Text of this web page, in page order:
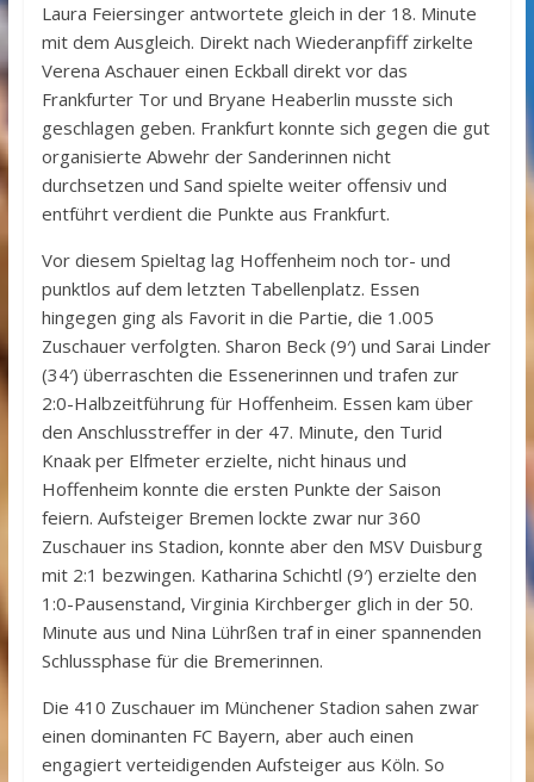
Laura Feiersinger antwortete gleich in der 18. Minute
mit dem Ausgleich. Direkt nach Wiederanpfiff zirkelte
Verena Aschauer einen Eckball direkt vor das
Frankfurter Tor und Bryane Heaberlin musste sich
geschlagen geben. Frankfurt konnte sich gegen die gut
organisierte Abwehr der Sanderinnen nicht
durchsetzen und Sand spielte weiter offensiv und
entführt verdient die Punkte aus Frankfurt.
Vor diesem Spieltag lag Hoffenheim noch tor- und
punktlos auf dem letzten Tabellenplatz. Essen
hingegen ging als Favorit in die Partie, die 1.005
Zuschauer verfolgten. Sharon Beck (9′) und Sarai Linder
(34′) überraschten die Essenerinnen und trafen zur
2:0-Halbzeitführung für Hoffenheim. Essen kam über
den Anschlusstreffer in der 47. Minute, den Turid
Knaak per Elfmeter erzielte, nicht hinaus und
Hoffenheim konnte die ersten Punkte der Saison
feiern. Aufsteiger Bremen lockte zwar nur 360
Zuschauer ins Stadion, konnte aber den MSV Duisburg
mit 2:1 bezwingen. Katharina Schichtl (9′) erzielte den
1:0-Pausenstand, Virginia Kirchberger glich in der 50.
Minute aus und Nina Lührßen traf in einer spannenden
Schlussphase für die Bremerinnen.
Die 410 Zuschauer im Münchener Stadion sahen zwar
einen dominanten FC Bayern, aber auch einen
engagiert verteidigenden Aufsteiger aus Köln. So